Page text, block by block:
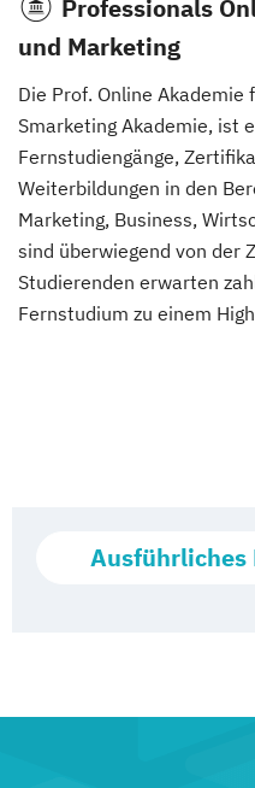
Erfolgsorientierter E-
Growth Marketing
Integrierte
Öffentlichkeitsarbeit
Konsumverhalten und
Performance Marketing
Professionals
und Marketing
Die Prof. Online Akademie
Smarketing Akademie, ist
Fernstudiengänge,
Weiterbildungen in den
Marketing, Business,
sind überwiegend von der
Studierenden erwarten
Fernstudium zu einem